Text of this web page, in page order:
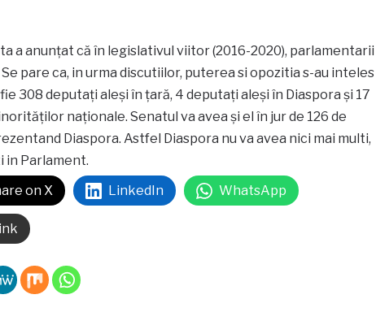
a anunţat că în legislativul viitor (2016-2020), parlamentarii
Se pare ca, in urma discutiilor, puterea si opozitia s-au inteles
308 deputaţi aleşi în ţară, 4 deputaţi aleşi în Diaspora şi 17
naţionale. Senatul va avea și el în jur de 126 de
Diaspora. Astfel Diaspora nu va avea nici mai multi,
in Parlament.
on X LinkedIn WhatsApp